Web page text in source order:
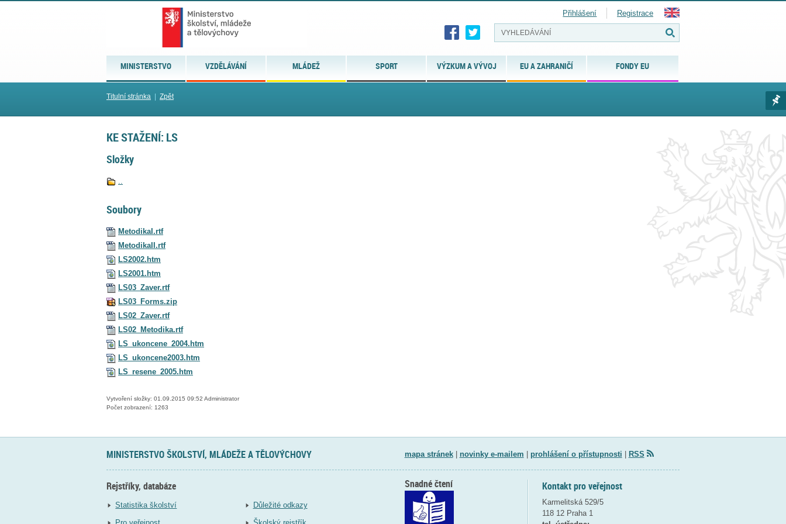
MINISTERSTVO VZDĚLÁVÁNÍ MLÁDEŽ SPORT VÝZKUM A VÝVOJ EU A ZAHRANIČÍ FONDY EU
Přihlášení Registrace
Titulní stránka Zpět
KE STAŽENÍ: LS
Složky
..
Soubory
MetodikaI.rtf
MetodikaII.rtf
LS2002.htm
LS2001.htm
LS03_Zaver.rtf
LS03_Forms.zip
LS02_Zaver.rtf
LS02_Metodika.rtf
LS_ukoncene_2004.htm
LS_ukoncene2003.htm
LS_resene_2005.htm
Vytvoření složky: 01.09.2015 09:52 Administrator
Počet zobrazení: 1263
MINISTERSTVO ŠKOLSTVÍ, MLÁDEŽE A TĚLOVÝCHOVY mapa stránek| novinky e-mailem prohlášení o přístupnosti RSS
Rejstříky, databáze
Statistika školství
Důležité odkazy
Kontakt pro veřejnost
Karmelitská 529/5
118 12 Praha 1
Snadné čtení